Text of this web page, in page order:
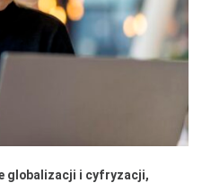
globalizacji i cyfryzacji,